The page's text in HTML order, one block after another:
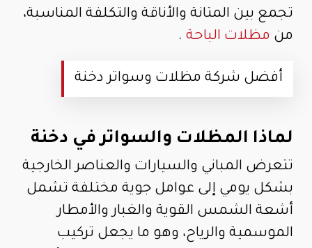
تجمع بين المتانة والأناقة والتكلفة المناسبة،
من مظلات الباحة.
أفضل شركة مظلات وسواتر دخنة
لماذا المظلات والسواتر في دخنة
تتعرض المباني والسيارات والعناصر الخارجية
بشكل يومي إلى عوامل جوية مختلفة تشمل
أشعة الشمس القوية والغبار والأمطار
الموسمية والرياح، وهو ما يجعل تركيب